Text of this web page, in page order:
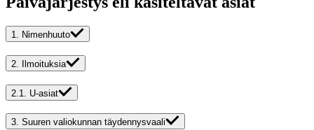
1. Nimenhuuto
2. Ilmoituksia
2.1. U-asiat
3. Suuren valiokunnan täydennysvaali